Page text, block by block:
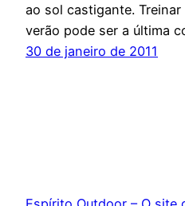
ao sol castigante.
verão pode ser a última
30 de janeiro de 2011